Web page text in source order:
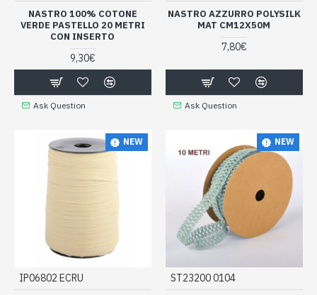
NASTRO 100% COTONE
VERDE PASTELLO 20 METRI
CON INSERTO
9,30€
Ask Question
NASTRO AZZURRO POLYSILK
MAT CM12X50M
7,80€
Ask Question
NEW
IP06802 ECRU
NEW
ST23200 0104